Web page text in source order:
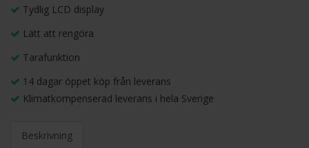
Tydlig LCD display
Lätt att rengöra
Tarafunktion
14 dagar öppet köp från leverans
Klimatkompenserad leverans i hela Sverige
Beskrivning